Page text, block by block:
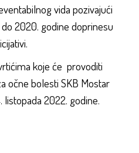
vida pozivajući
2020. godine doprinesu
koje će provoditi
očne bolesti SKB Mostar
listopada 2022. godine.